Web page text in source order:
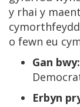
y rhai y
o fewn eu
Gan bwy:
Erbyn